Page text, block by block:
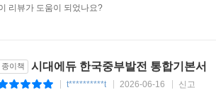
리뷰가 도움이 되었나요?
종이책 시대에듀 한국중부발전 통합기본서
t**********t 2026-06-16 신고